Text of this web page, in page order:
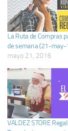
La Ruta de Compras
de semana (21-may-
mayo 21, 2016
VALDEZ STORE